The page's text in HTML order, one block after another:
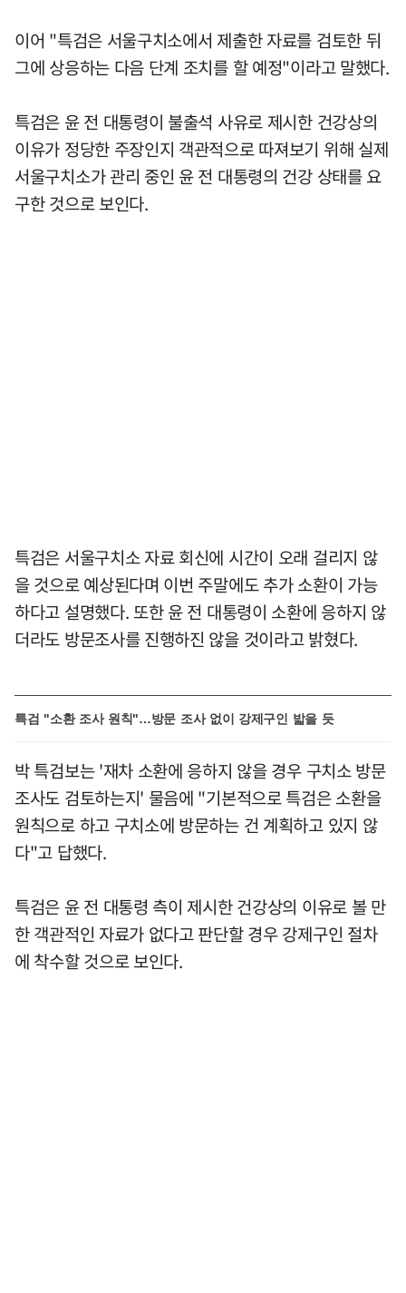
이어 "특검은 서울구치소에서 제출한 자료를 검토한 뒤
그에 상응하는 다음 단계 조치를 할 예정"이라고 말했다.
특검은 윤 전 대통령이 불출석 사유로 제시한 건강상의
이유가 정당한 주장인지 객관적으로 따져보기 위해 실제
서울구치소가 관리 중인 윤 전 대통령의 건강 상태를 요
구한 것으로 보인다.
특검은 서울구치소 자료 회신에 시간이 오래 걸리지 않
을 것으로 예상된다며 이번 주말에도 추가 소환이 가능
하다고 설명했다. 또한 윤 전 대통령이 소환에 응하지 않
더라도 방문조사를 진행하진 않을 것이라고 밝혔다.
특검 "소환 조사 원칙"…방문 조사 없이 강제구인 밟을 듯
박 특검보는 '재차 소환에 응하지 않을 경우 구치소 방문
조사도 검토하는지' 물음에 "기본적으로 특검은 소환을
원칙으로 하고 구치소에 방문하는 건 계획하고 있지 않
다"고 답했다.
특검은 윤 전 대통령 측이 제시한 건강상의 이유로 볼 만
한 객관적인 자료가 없다고 판단할 경우 강제구인 절차
에 착수할 것으로 보인다.